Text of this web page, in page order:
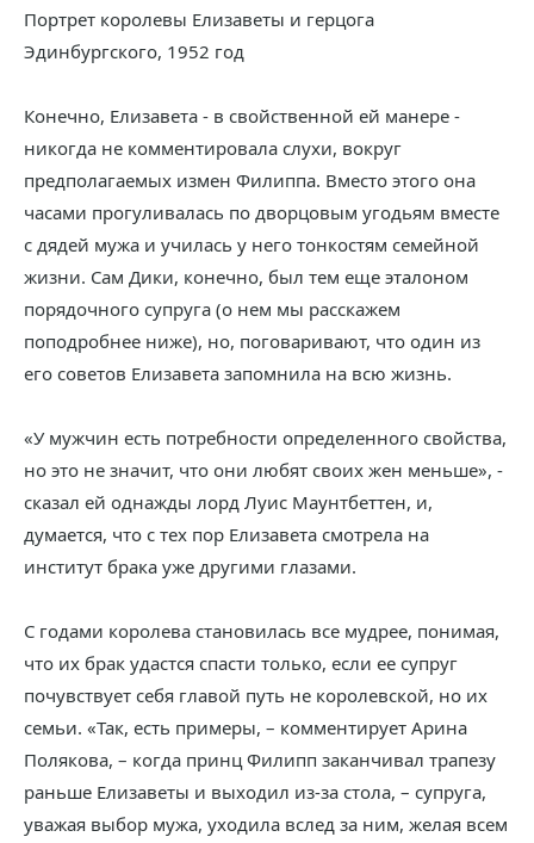
Портрет королевы Елизаветы и герцога
Эдинбургского, 1952 год
Конечно, Елизавета - в свойственной ей манере -
никогда не комментировала слухи, вокруг
предполагаемых измен Филиппа. Вместо этого она
часами прогуливалась по дворцовым угодьям вместе
с дядей мужа и училась у него тонкостям семейной
жизни. Сам Дики, конечно, был тем еще эталоном
порядочного супруга (о нем мы расскажем
поподробнее ниже), но, поговаривают, что один из
его советов Елизавета запомнила на всю жизнь.
«У мужчин есть потребности определенного свойства,
но это не значит, что они любят своих жен меньше», -
сказал ей однажды лорд Луис Маунтбеттен, и,
думается, что с тех пор Елизавета смотрела на
институт брака уже другими глазами.
С годами королева становилась все мудрее, понимая,
что их брак удастся спасти только, если ее супруг
почувствует себя главой путь не королевской, но их
семьи. «Так, есть примеры, – комментирует Арина
Полякова, – когда принц Филипп заканчивал трапезу
раньше Елизаветы и выходил из-за стола, – супруга,
уважая выбор мужа, уходила вслед за ним, желая всем